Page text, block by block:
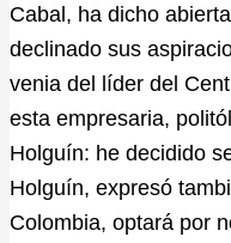
Cabal, ha dicho
declinado sus
venia del líder del
esta empresaria,
Holguín: he decidido
Holguín, expresó
Colombia, optará por